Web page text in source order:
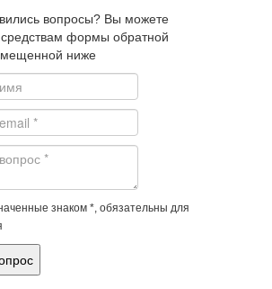
вопросы? Вы можете
средствам формы обратной
ниже
знаком *, обязательны для